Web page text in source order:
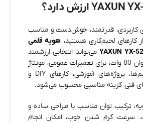
کاربردی، قدرتمند، خوش‌دست و مناسب
کارهای لحیم‌کاری هستید، هویه قلمی
می‌تواند انتخابی ارزشمند
باشد. این مدل با توان 80 وات، برای تعمیرات عمومی، مونتاژ
قطعات، اتصال سیم‌ها، پروژه‌های آموزشی، کارهای DIY و
فنی گزینه مناسبی محسوب می‌شود.
ترکیب توان مناسب با طراحی ساده و
سرعت گرم شدن خوب، امکان انجام